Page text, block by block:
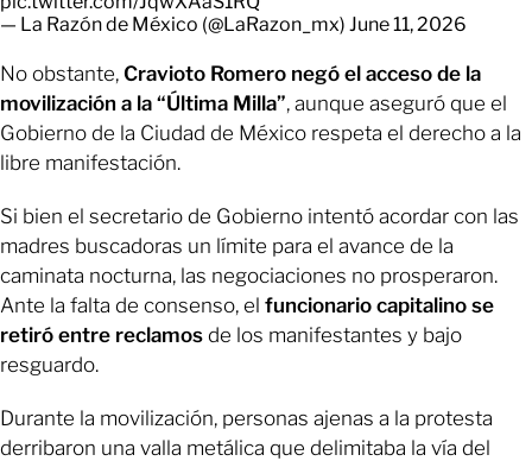
— La Razón de México (@LaRazon_mx) June 11, 2026
No obstante, Cravioto Romero negó el acceso de la
movilización a la “Última Milla”, aunque aseguró que el
Gobierno de la Ciudad de México respeta el derecho a la
libre manifestación.
Si bien el secretario de Gobierno intentó acordar con las
madres buscadoras un límite para el avance de la
caminata nocturna, las negociaciones no prosperaron.
Ante la falta de consenso, el funcionario capitalino se
retiró entre reclamos de los manifestantes y bajo
resguardo.
Durante la movilización, personas ajenas a la protesta
derribaron una valla metálica que delimitaba la vía del